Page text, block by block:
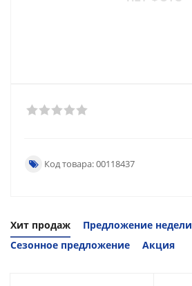
Код товара: 00118437
Хит продаж
Предложение недели
Сезонное предложение
Акция